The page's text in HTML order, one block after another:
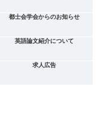
都士会学会からのお知らせ
英語論文紹介について
求人広告